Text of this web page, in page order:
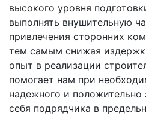
высокого уровня
выполнять внушительную
привлечения сторонних
тем самым снижая
опыт в реализации
помогает нам при
надежного и положительно
себя подрядчика в